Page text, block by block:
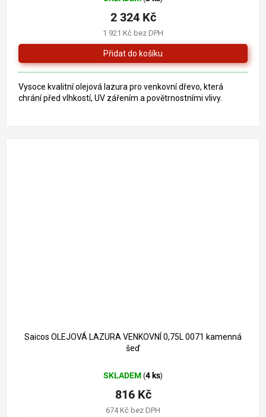
1 921 Kč bez DPH
2 324 Kč
Vysoce kvalitní olejová lazura pro venkovní dřevo, která
chrání před vlhkostí, UV zářením a povětrnostními vlivy.
Saicos OLEJOVÁ LAZURA VENKOVNÍ 0,75L 0071 kamenná
šeď
SKLADEM (4 ks)
674 Kč bez DPH
816 Kč